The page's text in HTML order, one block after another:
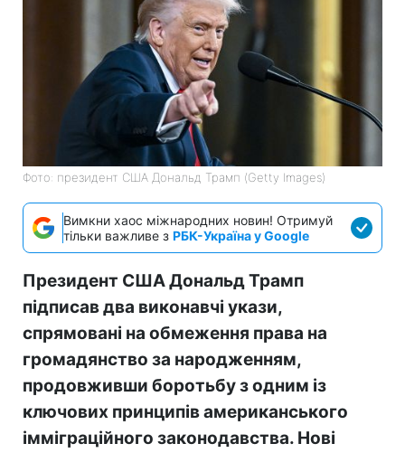
Фото: президент США Дональд Трамп (Getty Images)
Вимкни хаос міжнародних новин! Отримуй
тільки важливе з РБК-Україна у Google
Президент США Дональд Трамп
підписав два виконавчі укази,
спрямовані на обмеження права на
громадянство за народженням,
продовживши боротьбу з одним із
ключових принципів американського
імміграційного законодавства. Нові